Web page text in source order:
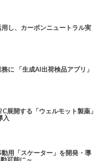
し、カーボンニュートラル実
に 「生成AI出荷検品アプリ」
展開する「ウェルモット製薬」
入
用「スケーター」を開発・導